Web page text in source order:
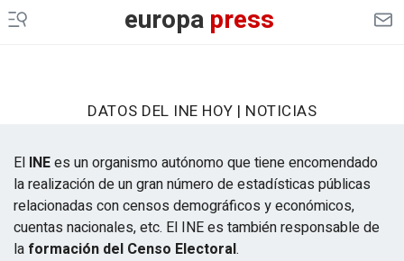
europapress
DATOS DEL INE HOY | NOTICIAS
El INEes un organismo autónomo que tiene encomendado
la realización de un gran número de estadísticas públicas
relacionadas con censos demográficos y económicos,
cuentas nacionales, etc. El INE es también responsable de
la formación del Censo Electoral.